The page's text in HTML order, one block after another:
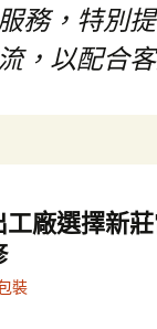
務，特別
，以配合
廠選擇新
裝